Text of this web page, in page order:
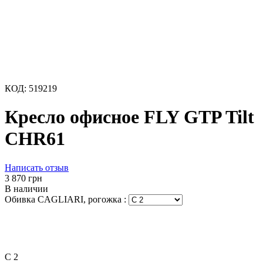
КОД: 519219
Кресло офисное FLY GTP Tilt
CHR61
Написать отзыв
‍3 870‍ грн
В наличии
Обивка CAGLIARI, рогожка :
C 2